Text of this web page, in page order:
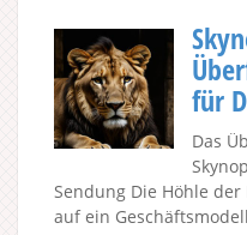
für
Das
Sendung Die Höhle
auf ein